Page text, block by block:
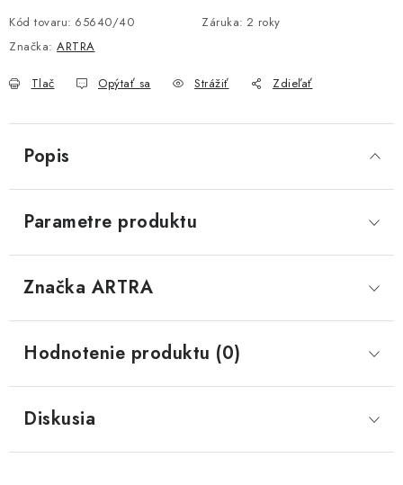
Kód tovaru: 65640/40 Záruka: 2 roky
Značka: ARTRA
Tlač Opýtať sa Strážiť Zdieľať
Popis
Parametre produktu
Značka ARTRA
Hodnotenie produktu (0)
Diskusia